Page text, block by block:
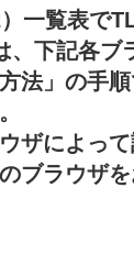
）一覧表で
、下記各
法」の手
ザによっ
ブラウザを